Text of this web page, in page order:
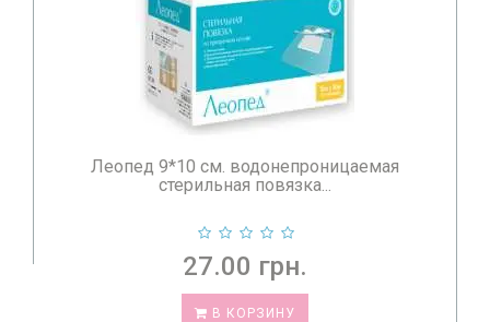
Леопед 9*10 см. водонепроницаемая
стерильная повязка...
27.00 грн.
В КОРЗИНУ